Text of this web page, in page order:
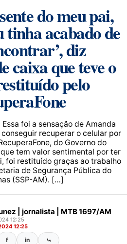
do meu pai,
tinha acabado de
diz
caixa que teve o
pelo
foi a sensação de Amanda
recuperar o celular por
do Governo do
tem valor sentimental por ter
foi restituído graças ao trabalho
de Segurança Pública do
(SSP-AM). […]
| jornalista | MTB 1697/AM
12:25
12:25
f in ⤿